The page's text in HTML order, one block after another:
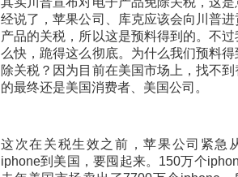
经说了，苹果公司、库克应该会向川普
产品的关税，所以这是预料得到的。不
么快，跪得这么彻底。为什么我们预料
除关税？因为目前在美国市场上，找不
的最终还是美国消费者、美国公司。
这次在关税生效之前，苹果公司紧急
iphone到美国，要囤起来。150万个